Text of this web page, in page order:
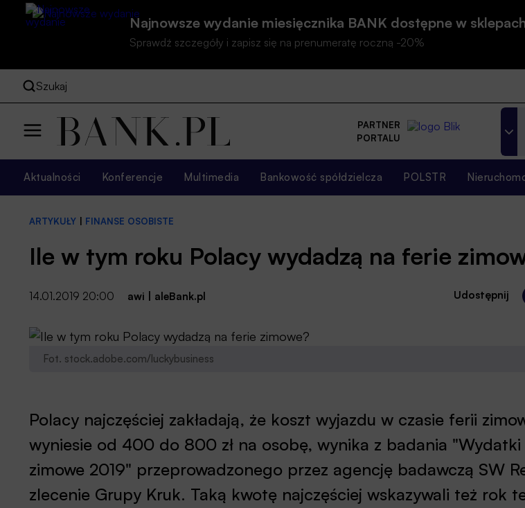
Najnowsze wydanie miesięcznika BANK dostępne w
Sprawdź szczegóły i zapisz się na prenumeratę roczną -20%
Szukaj
PARTNER
PORTALU
Aktualności Konferencje Multimedia Bankowość spółdzielcza POLSTR
ARTYKUŁY | FINANSE OSOBISTE
Ile w tym roku Polacy wydadzą na ferie
14.01.2019 20:00 awi aleBank.pl Udostępnij
Fot. stock.adobe.com/luckybusiness
Polacy najczęściej zakładają, że koszt wyjazdu w czasie ferii
wyniesie od 400 do 800 zł na osobę, wynika z badania
zimowe 2019" przeprowadzonego przez agencję badawczą SW
zlecenie Grupy Kruk. Taką kwotę najczęściej wskazywali też rok